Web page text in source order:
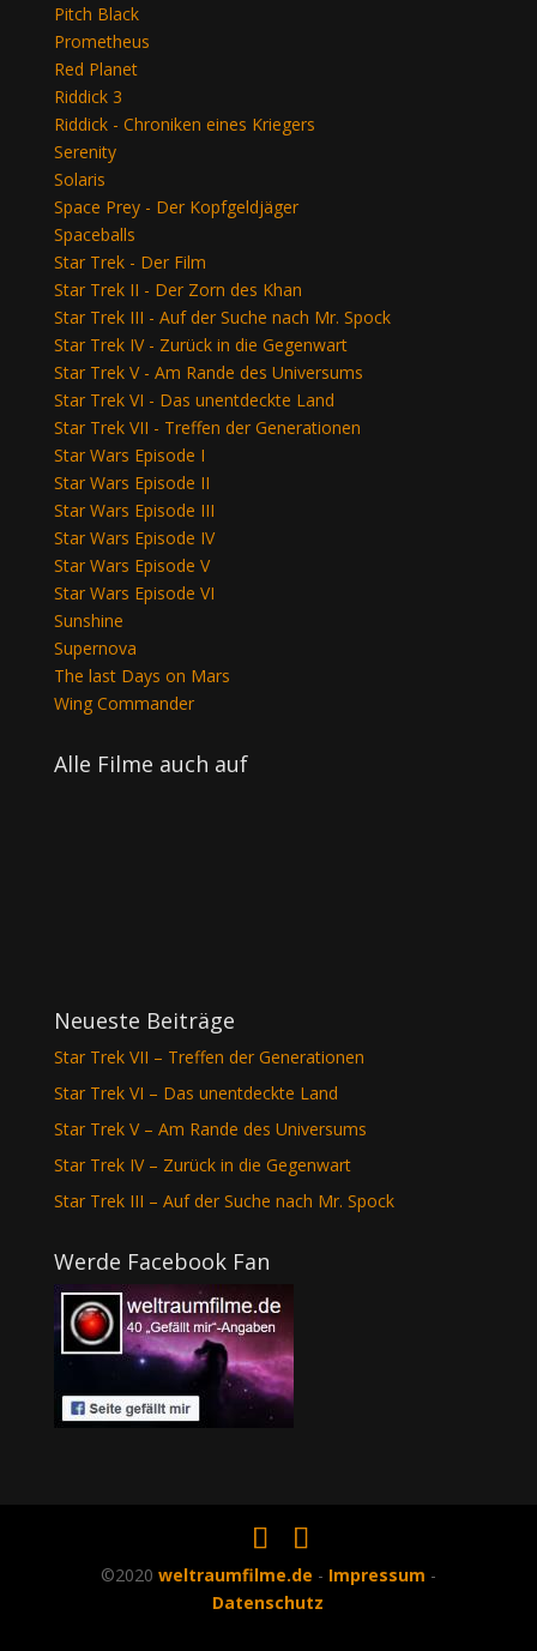
Pitch Black
Prometheus
Red Planet
Riddick 3
Riddick - Chroniken eines Kriegers
Serenity
Solaris
Space Prey - Der Kopfgeldjäger
Spaceballs
Star Trek - Der Film
Star Trek II - Der Zorn des Khan
Star Trek III - Auf der Suche nach Mr. Spock
Star Trek IV - Zurück in die Gegenwart
Star Trek V - Am Rande des Universums
Star Trek VI - Das unentdeckte Land
Star Trek VII - Treffen der Generationen
Star Wars Episode I
Star Wars Episode II
Star Wars Episode III
Star Wars Episode IV
Star Wars Episode V
Star Wars Episode VI
Sunshine
Supernova
The last Days on Mars
Wing Commander
Alle Filme auch auf
Neueste Beiträge
Star Trek VII – Treffen der Generationen
Star Trek VI – Das unentdeckte Land
Star Trek V – Am Rande des Universums
Star Trek IV – Zurück in die Gegenwart
Star Trek III – Auf der Suche nach Mr. Spock
Werde Facebook Fan
©2020 weltraumfilme.de - Impressum -
Datenschutz